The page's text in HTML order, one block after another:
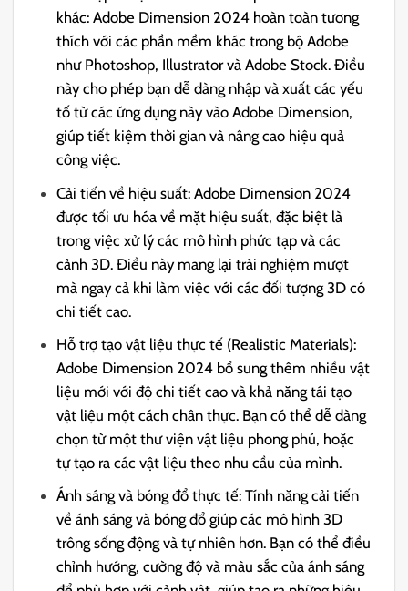
khác: Adobe Dimension 2024 hoàn toàn tương
thích với các phần mềm khác trong bộ Adobe
như Photoshop, Illustrator và Adobe Stock. Điều
này cho phép bạn dễ dàng nhập và xuất các yếu
tố từ các ứng dụng này vào Adobe Dimension,
giúp tiết kiệm thời gian và nâng cao hiệu quả
công việc.
Cải tiến về hiệu suất: Adobe Dimension 2024
được tối ưu hóa về mặt hiệu suất, đặc biệt là
trong việc xử lý các mô hình phức tạp và các
cảnh 3D. Điều này mang lại trải nghiệm mượt
mà ngay cả khi làm việc với các đối tượng 3D có
chi tiết cao.
Hỗ trợ tạo vật liệu thực tế (Realistic Materials):
Adobe Dimension 2024 bổ sung thêm nhiều vật
liệu mới với độ chi tiết cao và khả năng tái tạo
vật liệu một cách chân thực. Bạn có thể dễ dàng
chọn từ một thư viện vật liệu phong phú, hoặc
tự tạo ra các vật liệu theo nhu cầu của mình.
Ánh sáng và bóng đổ thực tế: Tính năng cải tiến
về ánh sáng và bóng đổ giúp các mô hình 3D
trông sống động và tự nhiên hơn. Bạn có thể điều
chỉnh hướng, cường độ và màu sắc của ánh sáng